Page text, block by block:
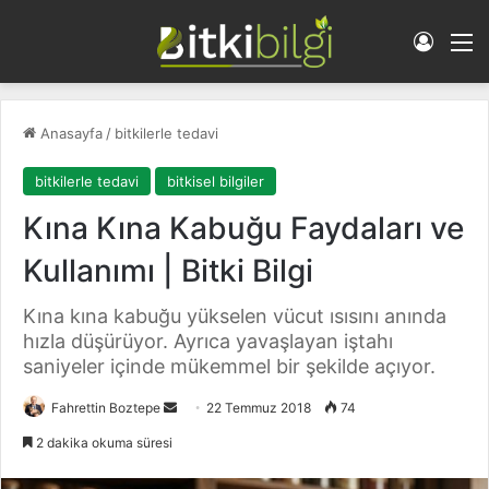
Giriş
Anasayfa / bitkilerle tedavi
bitkilerle tedavi bitkisel bilgiler
Kına Kına Kabuğu Faydaları ve
Kullanımı | Bitki Bilgi
Kına kına kabuğu yükselen vücut ısısını anında
hızla düşürüyor. Ayrıca yavaşlayan iştahı
saniyeler içinde mükemmel bir şekilde açıyor.
Fahrettin Boztepe 22 Temmuz 2018 74
2 dakika okuma süresi